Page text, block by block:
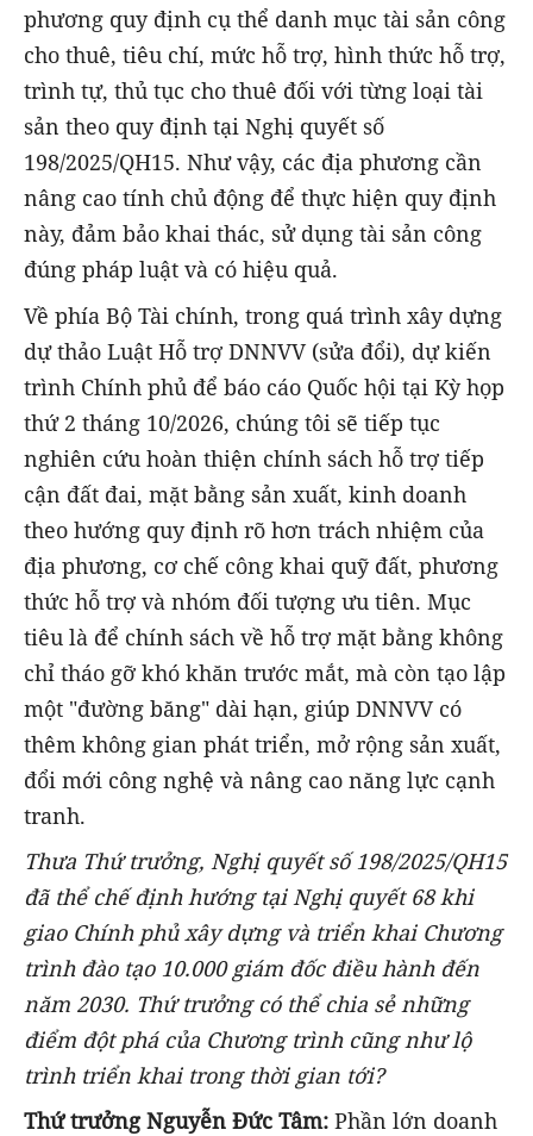
phương quy định cụ thể danh mục tài sản công
cho thuê, tiêu chí, mức hỗ trợ, hình thức hỗ trợ,
trình tự, thủ tục cho thuê đối với từng loại tài
sản theo quy định tại Nghị quyết số
198/2025/QH15. Như vậy, các địa phương cần
nâng cao tính chủ động để thực hiện quy định
này, đảm bảo khai thác, sử dụng tài sản công
đúng pháp luật và có hiệu quả.
Về phía Bộ Tài chính, trong quá trình xây dựng
dự thảo Luật Hỗ trợ DNNVV (sửa đổi), dự kiến
trình Chính phủ để báo cáo Quốc hội tại Kỳ họp
thứ 2 tháng 10/2026, chúng tôi sẽ tiếp tục
nghiên cứu hoàn thiện chính sách hỗ trợ tiếp
cận đất đai, mặt bằng sản xuất, kinh doanh
theo hướng quy định rõ hơn trách nhiệm của
địa phương, cơ chế công khai quỹ đất, phương
thức hỗ trợ và nhóm đối tượng ưu tiên. Mục
tiêu là để chính sách về hỗ trợ mặt bằng không
chỉ tháo gỡ khó khăn trước mắt, mà còn tạo lập
một "đường băng" dài hạn, giúp DNNVV có
thêm không gian phát triển, mở rộng sản xuất,
đổi mới công nghệ và nâng cao năng lực cạnh
tranh.
Thưa Thứ trưởng, Nghị quyết số 198/2025/QH15
đã thể chế định hướng tại Nghị quyết 68 khi
giao Chính phủ xây dựng và triển khai Chương
trình đào tạo 10.000 giám đốc điều hành đến
năm 2030. Thứ trưởng có thể chia sẻ những
điểm đột phá của Chương trình cũng như lộ
trình triển khai trong thời gian tới?
Thứ trưởng Nguyễn Đức Tâm: Phần lớn doanh